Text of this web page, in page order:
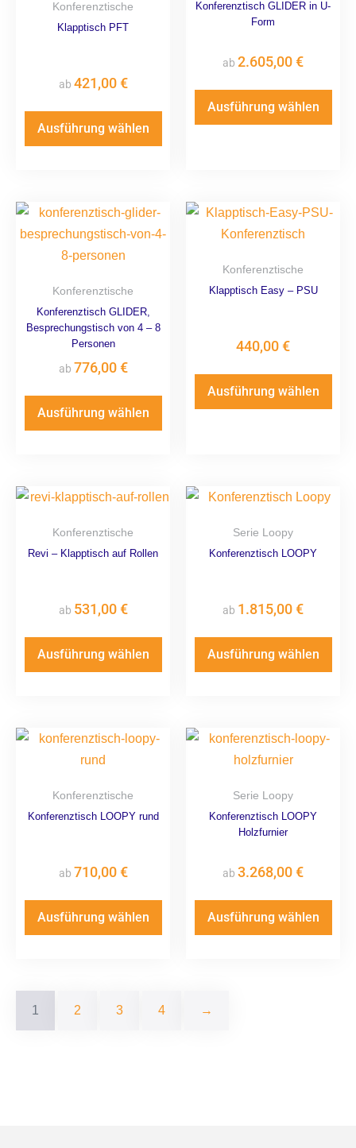
Konferenztische
Klapptisch PFT
ab 421,00€
Ausführung wählen
Konferenztisch GLIDER in U-
Form
ab 2.605,00€
Ausführung wählen
Konferenztische
Konferenztisch GLIDER,
Besprechungstisch von 4 – 8
Personen
ab 776,00€
Ausführung wählen
Konferenztische
Klapptisch Easy – PSU
440,00€
Ausführung wählen
Konferenztische
Revi – Klapptisch auf Rollen
ab 531,00€
Ausführung wählen
Serie Loopy
Konferenztisch LOOPY
ab 1.815,00€
Ausführung wählen
Konferenztische
Konferenztisch LOOPY rund
ab 710,00€
Ausführung wählen
Serie Loopy
Konferenztisch LOOPY
Holzfurnier
ab 3.268,00€
Ausführung wählen
1 2 3 4 →